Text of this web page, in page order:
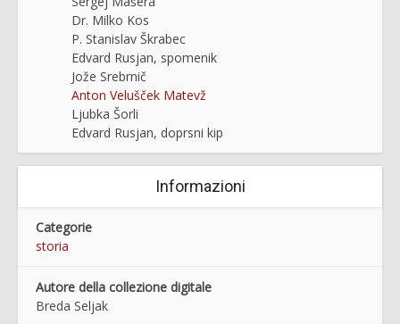
Dr. Milko Kos
P. Stanislav Škrabec
Edvard Rusjan, spomenik
Jože Srebrnič
Anton Velušček Matevž
Ljubka Šorli
Edvard Rusjan, doprsni kip
Informazioni
Categorie
storia
Autore della collezione digitale
Breda Seljak